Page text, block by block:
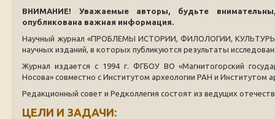
ВНИМАНИЕ! Уважаемые авторы, будьте
опубликована важная информация.
Научный журнал «ПРОБЛЕМЫ ИСТОРИИ, ФИЛОЛОГИИ, КУЛЬТУРЫ»
научных изданий, в которых публикуются результаты
Журнал издается с 1994 г. ФГБОУ ВО «Магнитогорский
Носова» совместно с Институтом археологии РАН и Институтом
Редакционный совет и Редколлегия состоят из ведущих
ЦЕЛИ И ЗАДАЧИ: